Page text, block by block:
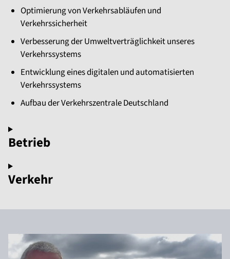
Optimierung von Verkehrsabläufen und
Verkehrssicherheit
Verbesserung der Umweltverträglichkeit unseres
Verkehrssystems
Entwicklung eines digitalen und automatisierten
Verkehrssystems
Aufbau der Verkehrszentrale Deutschland
Betrieb
Verkehr